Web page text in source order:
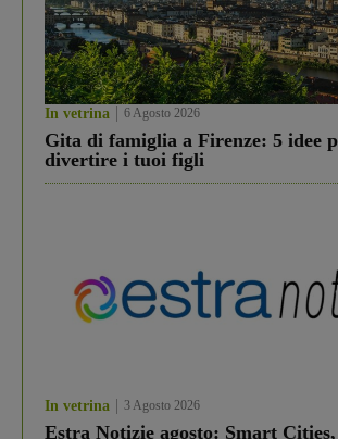
In vetrina 6 Agosto 2026
Gita di famiglia a Firenze: 5 idee
divertire i tuoi figli
In vetrina 3 Agosto 2026
Estra Notizie agosto: Smart